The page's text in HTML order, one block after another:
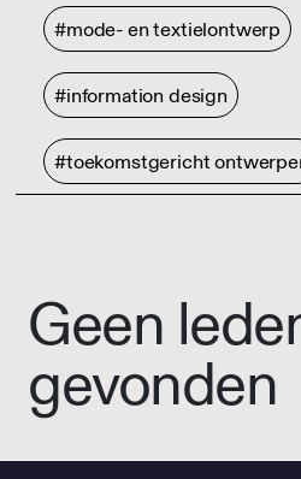
#mode- en textielontwerp
#information design
#toekomstgericht
Geen
gevonden